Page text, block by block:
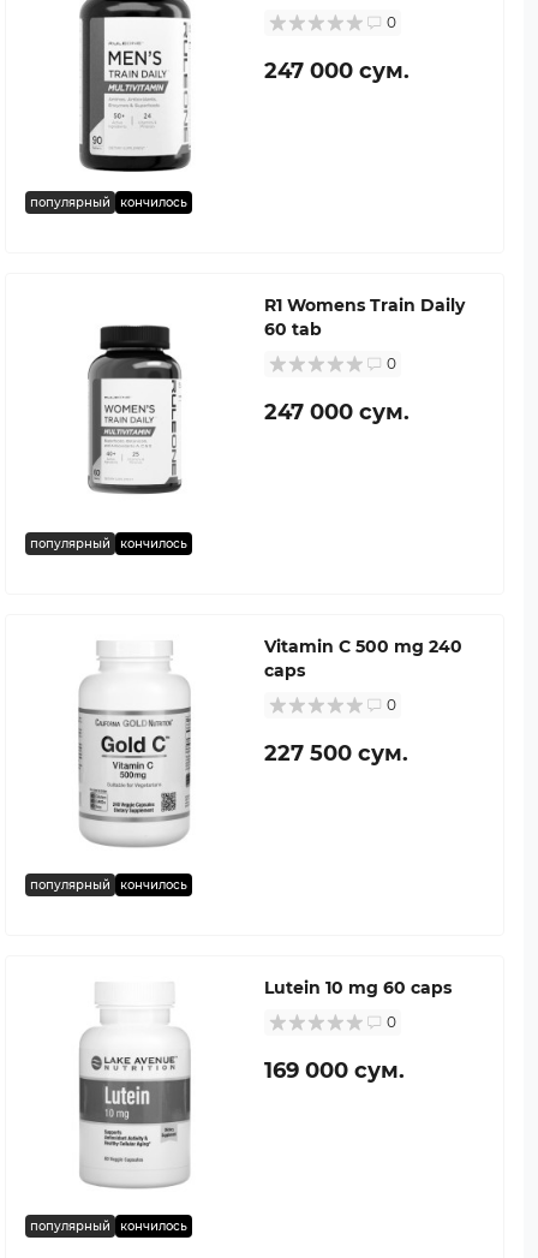
популярный кончилось
0
247 000 сум.
популярный кончилось
R1 Womens Train Daily
60 tab
0
247 000 сум.
популярный кончилось
Vitamin C 500 mg 240
caps
0
227 500 сум.
популярный кончилось
Lutein 10 mg 60 caps
0
169 000 сум.